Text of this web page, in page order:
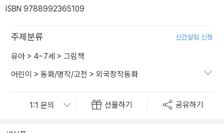
ISBN 9788992365109
주제분류 신간알림 신청
유아 > 4~7세 > 그림책
어린이 > 동화/명작/고전 > 외국창작동화
선물하기 공유하기